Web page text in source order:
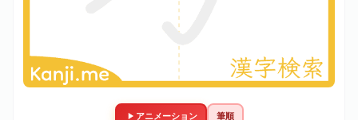
アニメーション 筆順